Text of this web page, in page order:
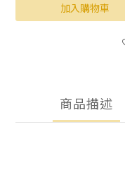
加入購物車
商品描述